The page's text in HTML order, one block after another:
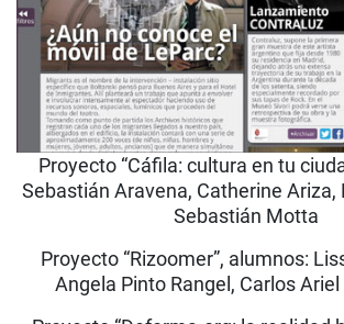
Proyecto “Cáfila: cultura en tu
Sebastián Aravena, Catherine Ariza,
Sebastián Motta
Proyecto “Rizoomer”, alumnos:
Angela Pinto Rangel, Carlos